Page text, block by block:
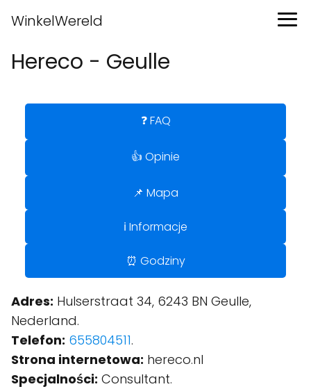
WinkelWereld
Hereco - Geulle
❓ FAQ
👍 Opinie
📌 Mapa
ℹ️ Informacje
⏰ Godziny
Adres: Hulserstraat 34, 6243 BN Geulle,
Nederland.
Telefon: 655804511.
Strona internetowa: hereco.nl
Specjalności: Consultant.